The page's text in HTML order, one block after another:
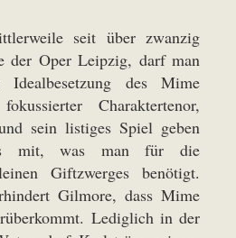
seit über zwanzig
der Oper Leipzig, darf man
des Mime
Charaktertenor,
sein listiges Spiel geben
mit, was man für die
Giftzwerges benötigt.
Gilmore, dass Mime
Lediglich in der